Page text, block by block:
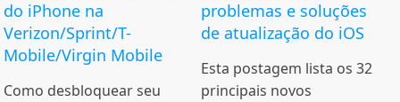
do iPhone na
Verizon/Sprint/T-
Mobile/Virgin Mobile
Como desbloquear seu
problemas e soluções
de atualização do iOS
Esta postagem lista os 32
principais novos